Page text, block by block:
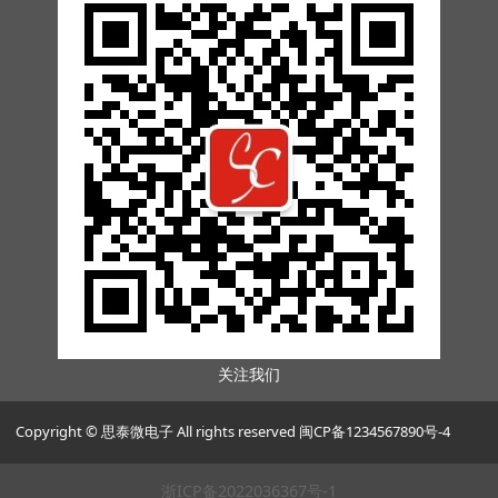
关注我们
Copyright © 思泰微电子 All rights reserved 闽CP备1234567890号-4
浙ICP备2022036367号-1